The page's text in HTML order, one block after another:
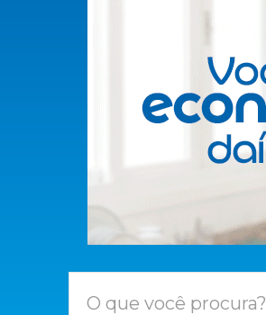
O que você procura?